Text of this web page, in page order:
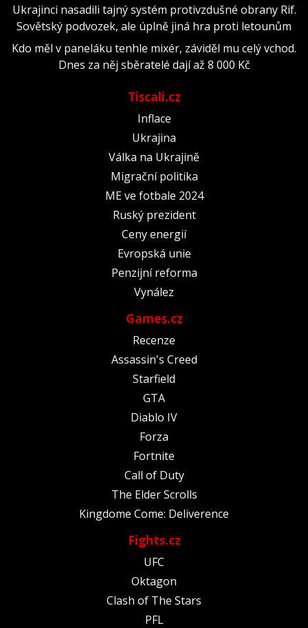
Ukrajinci nasadili tajný systém protivzdušné obrany Rif.
Sovětský podvozek, ale úplně jiná hra proti letounům
Kdo měl v paneláku tenhle mixér, záviděl mu celý vchod.
Dnes za něj sběratelé dají až 8 000 Kč
Tiscali.cz
Inflace
Ukrajina
Válka na Ukrajině
Migrační politika
ME ve fotbale 2024
Ruský prezident
Ceny energií
Evropská unie
Penzijní reforma
Vynález
Games.cz
Recenze
Assassin's Creed
Starfield
GTA
Diablo IV
Forza
Fortnite
Call of Duty
The Elder Scrolls
Kingdome Come: Deliverence
Fights.cz
UFC
Oktagon
Clash of The Stars
PFL